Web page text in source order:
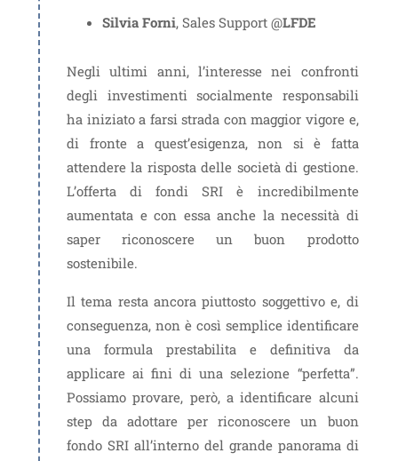
Silvia Forni, Sales Support @LFDE
Negli ultimi anni, l’interesse nei confronti
degli investimenti socialmente responsabili
ha iniziato a farsi strada con maggior vigore e,
di fronte a quest’esigenza, non si è fatta
attendere la risposta delle società di gestione.
L’offerta di fondi SRI è incredibilmente
aumentata e con essa anche la necessità di
saper riconoscere un buon prodotto
sostenibile.
Il tema resta ancora piuttosto soggettivo e, di
conseguenza, non è così semplice identificare
una formula prestabilita e definitiva da
applicare ai fini di una selezione “perfetta”.
Possiamo provare, però, a identificare alcuni
step da adottare per riconoscere un buon
fondo SRI all’interno del grande panorama di